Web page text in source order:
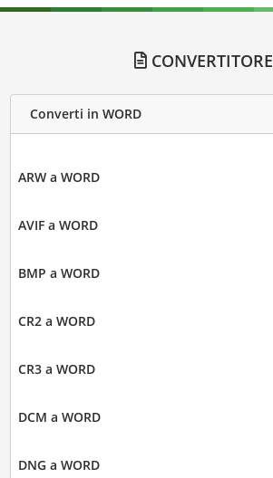
CONVERTITORE
Converti in WORD
ARW a WORD
AVIF a WORD
BMP a WORD
CR2 a WORD
CR3 a WORD
DCM a WORD
DNG a WORD